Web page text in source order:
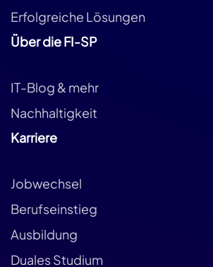
Erfolgreiche Lösungen
Über die FI-SP
IT-Blog & mehr
Nachhaltigkeit
Karriere
Jobwechsel
Berufseinstieg
Ausbildung
Duales Studium